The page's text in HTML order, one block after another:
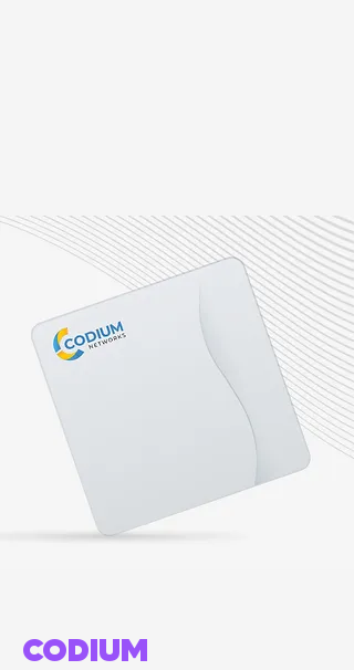
CODIUM